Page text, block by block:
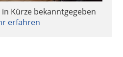
Kürze bekanntgegeben
erfahren